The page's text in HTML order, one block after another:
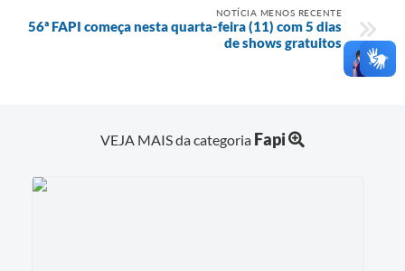
NOTÍCIA MENOS RECENTE
56ª FAPI começa nesta quarta-feira (11) com 5 dias
de shows gratuitos
VEJA MAIS da categoria Fapi